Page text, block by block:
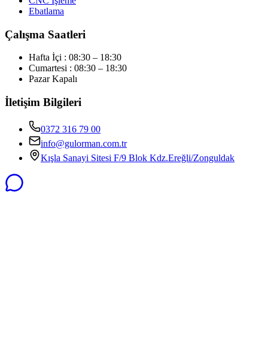
Ebatlama
Çalışma Saatleri
Hafta İçi : 08:30 – 18:30
Cumartesi : 08:30 – 18:30
Pazar Kapalı
İletişim Bilgileri
0372 316 79 00
info@gulorman.com.tr
Kışla Sanayi Sitesi F/9 Blok Kdz.Ereğli/Zonguldak